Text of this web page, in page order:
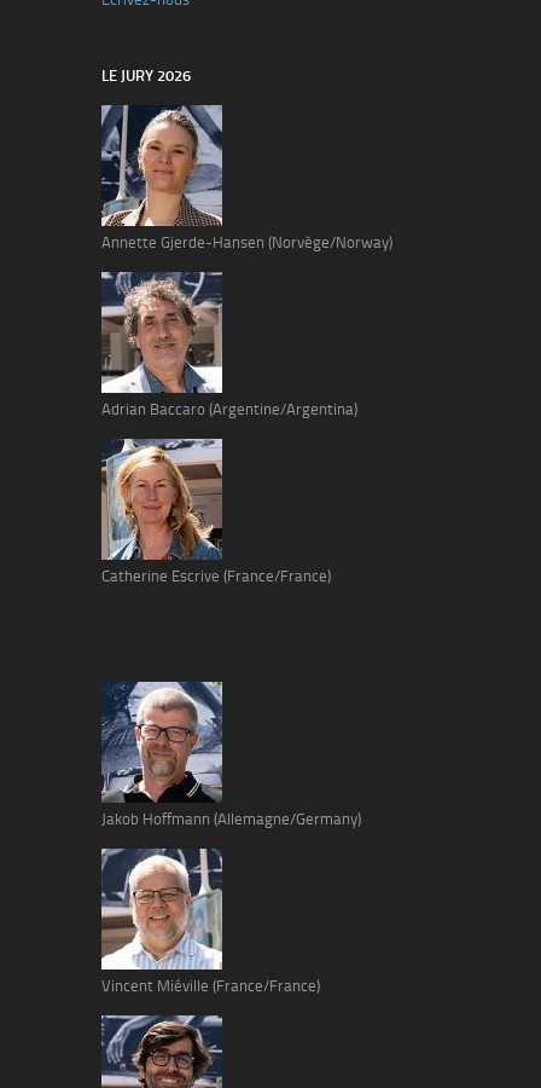
LE JURY 2026
Annette Gjerde-Hansen (Norvège/Norway)
Adrian Baccaro (Argentine/Argentina)
Catherine Escrive (France/France)
Jakob Hoffmann (Allemagne/Germany)
Vincent Miéville (France/France)